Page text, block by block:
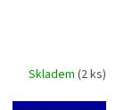
Skladem (2 ks)